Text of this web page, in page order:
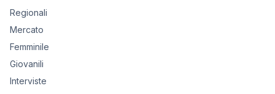
Regionali
Mercato
Femminile
Giovanili
Interviste